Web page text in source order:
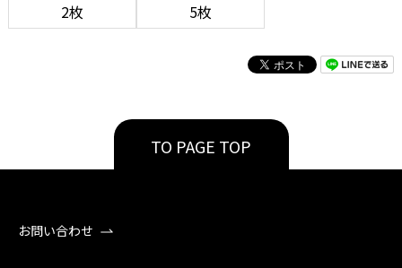
2枚 5枚
TO PAGE TOP
お問い合わせ